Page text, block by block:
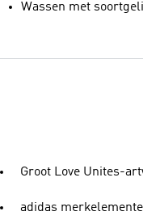
Wassen met
Groot Love Unites-
adidas